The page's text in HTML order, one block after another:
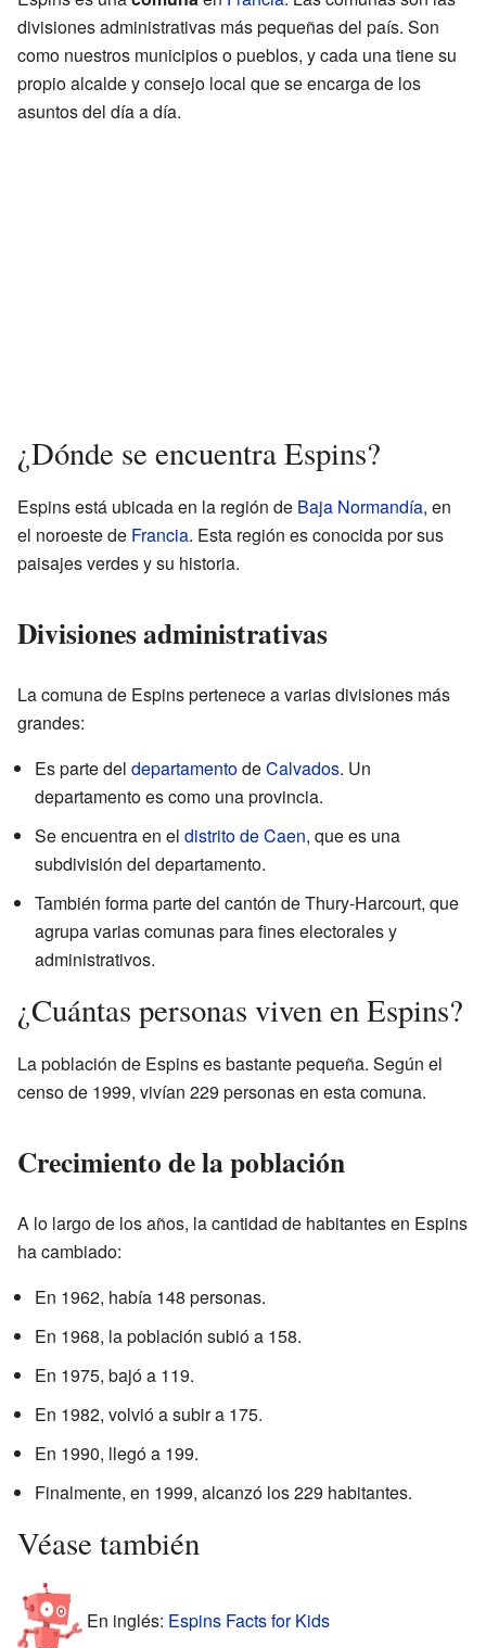
divisiones administrativas más pequeñas del país. Son
como nuestros municipios o pueblos, y cada una tiene su
propio alcalde y consejo local que se encarga de los
asuntos del día a día.
¿Dónde se encuentra Espins?
Espins está ubicada en la región de Baja Normandía, en
el noroeste de Francia. Esta región es conocida por sus
paisajes verdes y su historia.
Divisiones administrativas
La comuna de Espins pertenece a varias divisiones más
grandes:
Es parte del departamentodeCalvados. Un
departamento es como una provincia.
Se encuentra en el distrito de Caen, que es una
subdivisión del departamento.
También forma parte del cantón de Thury-Harcourt, que
agrupa varias comunas para fines electorales y
administrativos.
¿Cuántas personas viven en Espins?
La población de Espins es bastante pequeña. Según el
censo de 1999, vivían 229 personas en esta comuna.
Crecimiento de la población
A lo largo de los años, la cantidad de habitantes en Espins
ha cambiado:
En 1962, había 148 personas.
En 1968, la población subió a 158.
En 1975, bajó a 119.
En 1982, volvió a subir a 175.
En 1990, llegó a 199.
Finalmente, en 1999, alcanzó los 229 habitantes.
Véase también
En inglés: Espins Facts for Kids